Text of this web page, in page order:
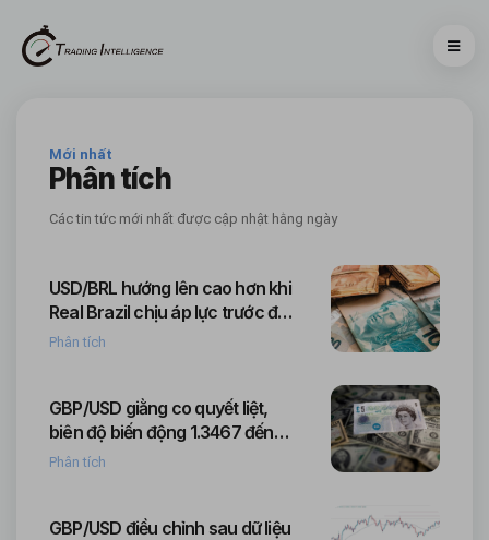
Mới nhất
Phân tích
Các tin tức mới nhất được cập nhật hằng ngày
USD/BRL hướng lên cao hơn khi
Real Brazil chịu áp lực trước đà
tăng của đồng bạc xanh
Phân tích
GBP/USD giằng co quyết liệt,
biên độ biến động 1.3467 đến
1.3536
Phân tích
GBP/USD điều chỉnh sau dữ liệu